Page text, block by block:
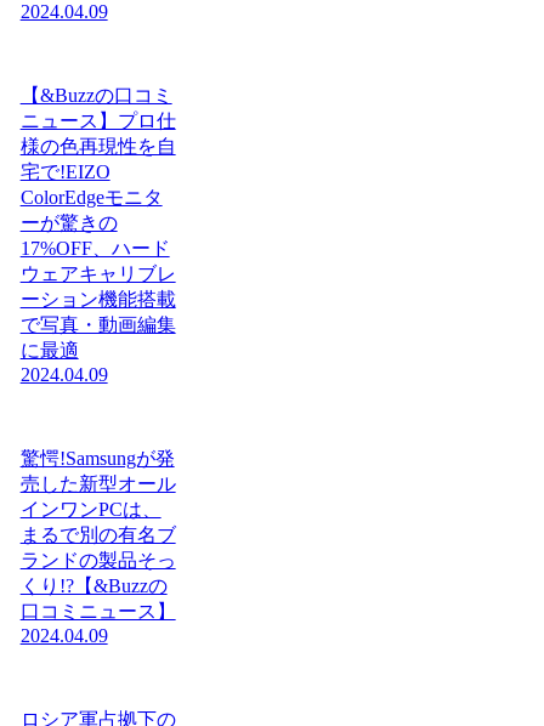
2024.04.09
【&Buzzの口コミ
ニュース】プロ仕
様の色再現性を自
宅で!EIZO
ColorEdgeモニタ
ーが驚きの
17%OFF、ハード
ウェアキャリブレ
ーション機能搭載
で写真・動画編集
に最適
2024.04.09
驚愕!Samsungが発
売した新型オール
インワンPCは、
まるで別の有名ブ
ランドの製品そっ
くり!?【&Buzzの
口コミニュース】
2024.04.09
ロシア軍占拠下の